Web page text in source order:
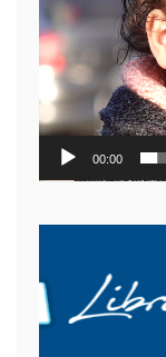
video
00:00